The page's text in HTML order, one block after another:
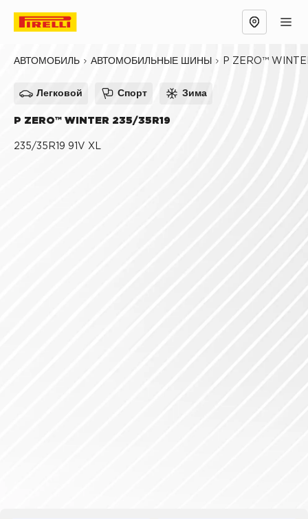
АВТОМОБИЛЬ АВТОМОБИЛЬНЫЕ ШИНЫ P ZERO™
Легковой Спорт Зима
P ZERO™ WINTER 235/35R19
235/35R19 91V XL